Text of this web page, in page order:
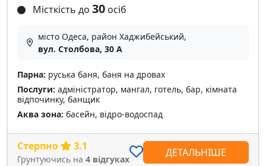
Місткість до 30 осіб
місто Одеса, район Хаджибейський,
вул. Столбова, 30 А
Парна: руська баня, баня на дровах
Послуги: адміністратор, мангал, готель, бар, кімната
відпочинку, банщик
Аква зона: басейн, відро-водоспад
Стерпно 3.1
Грунтуючись на 4 відгуках
ДЕТАЛЬНІШЕ